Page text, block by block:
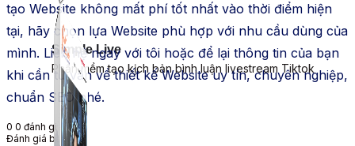
Simple Live
Phần mềm tạo kịch bản bình luận livestream Tiktok
tạo Website không mất phí tốt nhất vào thời điểm hiện
tại, hãy chọn lựa Website phù hợp với nhu cầu dùng của
mình. Liên hệ ngay với tôi hoặc để lại thông tin của bạn
khi cần tư vấn về thiết kế Website uy tín, chuyên nghiệp,
chuẩn SEO nhé.
0 0 đánh giá
Đánh giá bài viết